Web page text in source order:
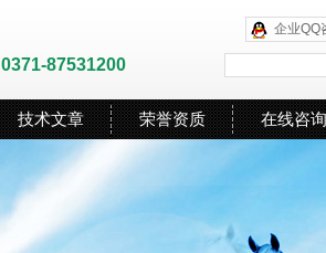
企业QQ
0371-87531200
技术文章 荣誉资质 在线咨询